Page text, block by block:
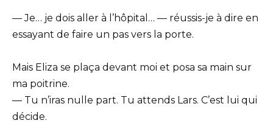
— Je… je dois aller à l’hôpital… — réussis-je à dire en
essayant de faire un pas vers la porte.
Mais Eliza se plaça devant moi et posa sa main sur
ma poitrine.
— Tu n’iras nulle part. Tu attends Lars. C’est lui qui
décide.